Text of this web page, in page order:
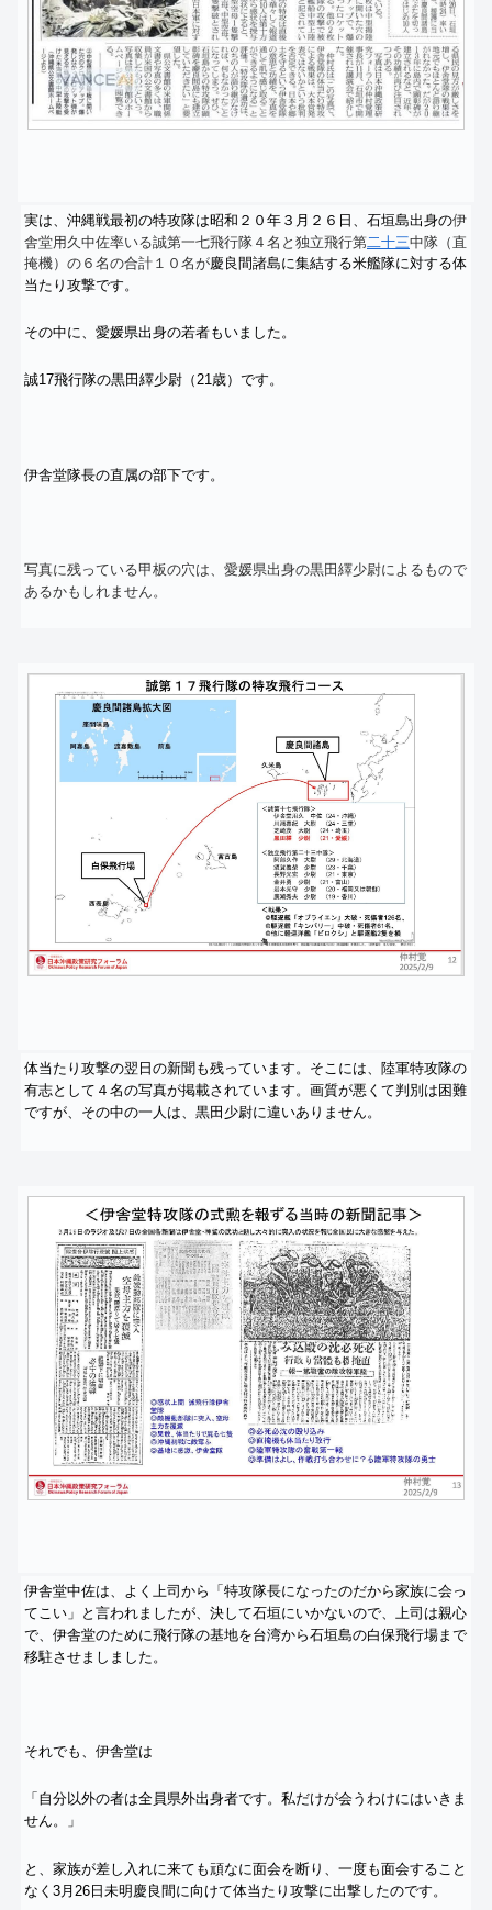
実は、沖縄戦最初の特攻隊は昭和２０年３月２６日、 石垣島出身の伊
舎堂用久中佐率いる誠第一七飛行隊４名と独立飛行第二十三中隊 （直
掩機）の６名の合計１０名が慶良間諸島に集結する米艦隊に対する体
当たり攻撃です。
その中に、愛媛県出身の若者もいました。
誠17飛行隊の黒田繹少尉（21歳）です。
伊舎堂隊長の直属の部下です。
写真に残っている甲板の穴は、愛媛県出身の黒田繹少尉によるもので
あるかもしれません。
体当たり攻撃の翌日の新聞も残っています。そこには、 陸軍特攻隊の
有志として４名の写真が掲載されています。 画質が悪くて判別は困難
ですが、その中の一人は、 黒田少尉に違いありません。
伊舎堂中佐は、よく上司から「 特攻隊長になったのだから家族に会っ
てこい」と言われましたが、 決して石垣にいかないので、上司は親心
で、 伊舎堂のために飛行隊の基地を台湾から石垣島の白保飛行場まで
移駐させましました。
それでも、伊舎堂は
「自分以外の者は全員県外出身者です。 私だけが会うわけにはいきま
せん。」
と、家族が差し入れに来ても頑なに面会を断り、 一度も面会すること
なく3月26日未明慶良間に向けて体当たり攻撃に出撃したのです。